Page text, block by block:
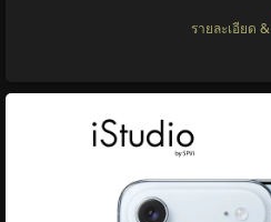
รายละเอียด &